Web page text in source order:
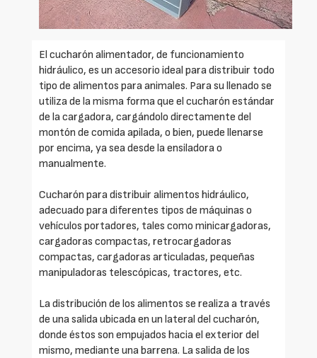
El cucharón alimentador, de funcionamiento
hidráulico, es un accesorio ideal para distribuir todo
tipo de alimentos para animales. Para su llenado se
utiliza de la misma forma que el cucharón estándar
de la cargadora, cargándolo directamente del
montón de comida apilada, o bien, puede llenarse
por encima, ya sea desde la ensiladora o
manualmente.
Cucharón para distribuir alimentos hidráulico,
adecuado para diferentes tipos de máquinas o
vehículos portadores, tales como minicargadoras,
cargadoras compactas, retrocargadoras
compactas, cargadoras articuladas, pequeñas
manipuladoras telescópicas, tractores, etc.
La distribución de los alimentos se realiza a través
de una salida ubicada en un lateral del cucharón,
donde éstos son empujados hacia el exterior del
mismo, mediante una barrena. La salida de los